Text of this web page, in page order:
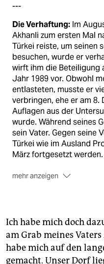
---
Die Verhaftung: Im
Akhanli zum ersten Mal
Türkei reiste, um seinen
besuchen, wurde er
wirft ihm die Beteiligung
Jahr 1989 vor. Obwohl
entlasteten, musste er
verbringen, ehe er am 8.
Auflagen aus der
wurde. Während seines
sein Vater. Gegen seine
Türkei wie im Ausland
März fortgesetzt werden.
mehr anzeigen
einer linken
Von Mai 1985 bis
Gefängnis und wurde
nach Deutschland,
eingebürgert. Zuvor
Ich habe mich doch
am Grab meines
habe mich auf den
gemacht. Unser Dorf